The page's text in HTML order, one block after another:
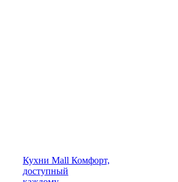
Кухни Mall Комфорт,
доступный